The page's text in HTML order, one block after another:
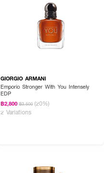
GIORGIO ARMANI
Emporio Stronger With You Intensely
EDP
฿2,800 ฿3,500 (20%)
2 Variations